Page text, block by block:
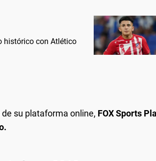
histórico con Atlético
su plataforma online, FOX Sports